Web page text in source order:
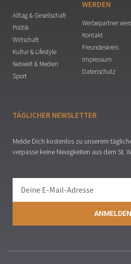
Alltag & Gesellschaft
Politik
Wirtschaft
Kultur & Lifestyle
Netwelt & Medien
Sport
WERDEN
Werbepartner
Kontakt
Freundeskreis
Impressum
Datenschutz
TÄGLICHER NEWSLETTER
Melde Dich kostenlos zu unserem
verpasse keine Neuigkeiten aus dem St.
ANMELDEN